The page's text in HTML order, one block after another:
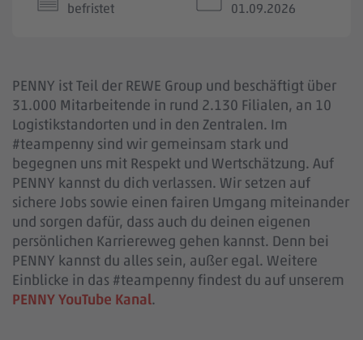
befristet 01.09.2026
PENNY ist Teil der REWE Group und beschäftigt über
31.000 Mitarbeitende in rund 2.130 Filialen, an 10
Logistikstandorten und in den Zentralen. Im
#teampenny sind wir gemeinsam stark und
begegnen uns mit Respekt und Wertschätzung. Auf
PENNY kannst du dich verlassen. Wir setzen auf
sichere Jobs sowie einen fairen Umgang miteinander
und sorgen dafür, dass auch du deinen eigenen
persönlichen Karriereweg gehen kannst. Denn bei
PENNY kannst du alles sein, außer egal. Weitere
Einblicke in das #teampenny findest du auf unserem
PENNY YouTube Kanal.